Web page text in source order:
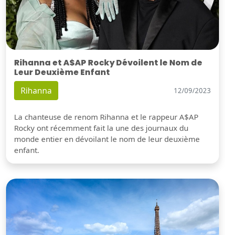
Rihanna et A$AP Rocky Dévoilent le Nom de
Leur Deuxième Enfant
Rihanna 12/09/2023
La chanteuse de renom Rihanna et le rappeur A$AP
Rocky ont récemment fait la une des journaux du
monde entier en dévoilant le nom de leur deuxième
enfant.